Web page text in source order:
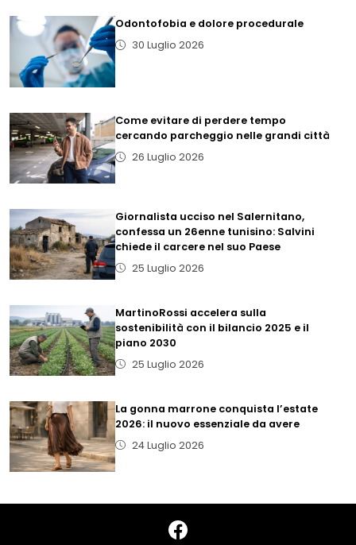
Odontofobia e dolore procedurale
30 Luglio 2026
Come evitare di perdere tempo
cercando parcheggio nelle grandi città
26 Luglio 2026
Giornalista ucciso nel Salernitano,
confessa un 26enne tunisino: Salvini
chiede il carcere nel suo Paese
25 Luglio 2026
MartinoRossi accelera sulla
sostenibilità con il bilancio 2025 e il
piano 2030
25 Luglio 2026
La gonna marrone conquista l’estate
2026: il nuovo essenziale da avere
24 Luglio 2026